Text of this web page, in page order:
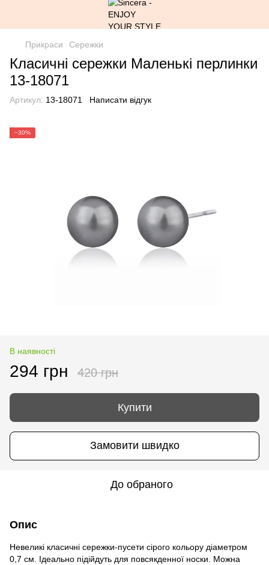
Прикраси Сережки
Класичні сережки Маленькі перлинки
13-18071
Артикул: 13-18071 Написати відгук
−30%
В наявності
294 грн 420 грн
Купити
Замовити швидко
До обраного
Опис
Невеликі класичні сережки-пусети сірого кольору діаметром
0,7 см. Ідеально підійдуть для повсякденної носки. Можна